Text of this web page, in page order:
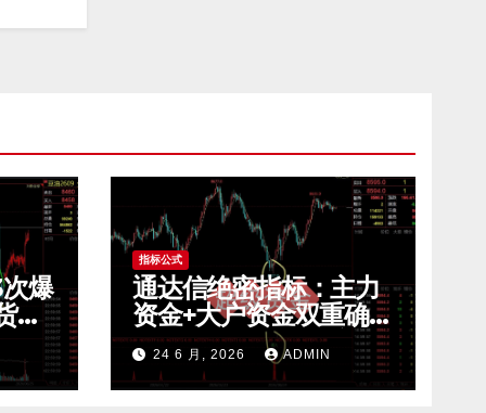
爆
震
指标公式
通达信绝密指标：主力
资金+大户资金双重确
认，一买就涨的秘密！
24 6 月, 2026 ADMIN